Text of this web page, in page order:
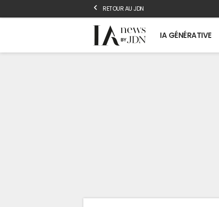
RETOUR AU JDN
IA GÉNÉRATIVE